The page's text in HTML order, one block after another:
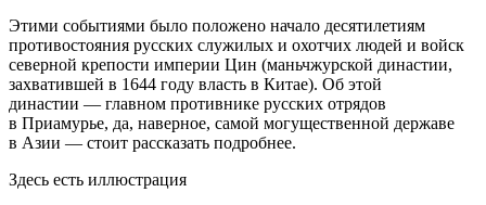
Этими событиями было положено начало десятилетиям
противостояния русских служилых и охотчих людей и войск
северной крепости империи Цин (маньчжурской династии,
захватившей в 1644 году власть в Китае). Об этой
династии — главном противнике русских отрядов
в Приамурье, да, наверное, самой могущественной державе
в Азии — стоит рассказать подробнее.
Здесь есть иллюстрация